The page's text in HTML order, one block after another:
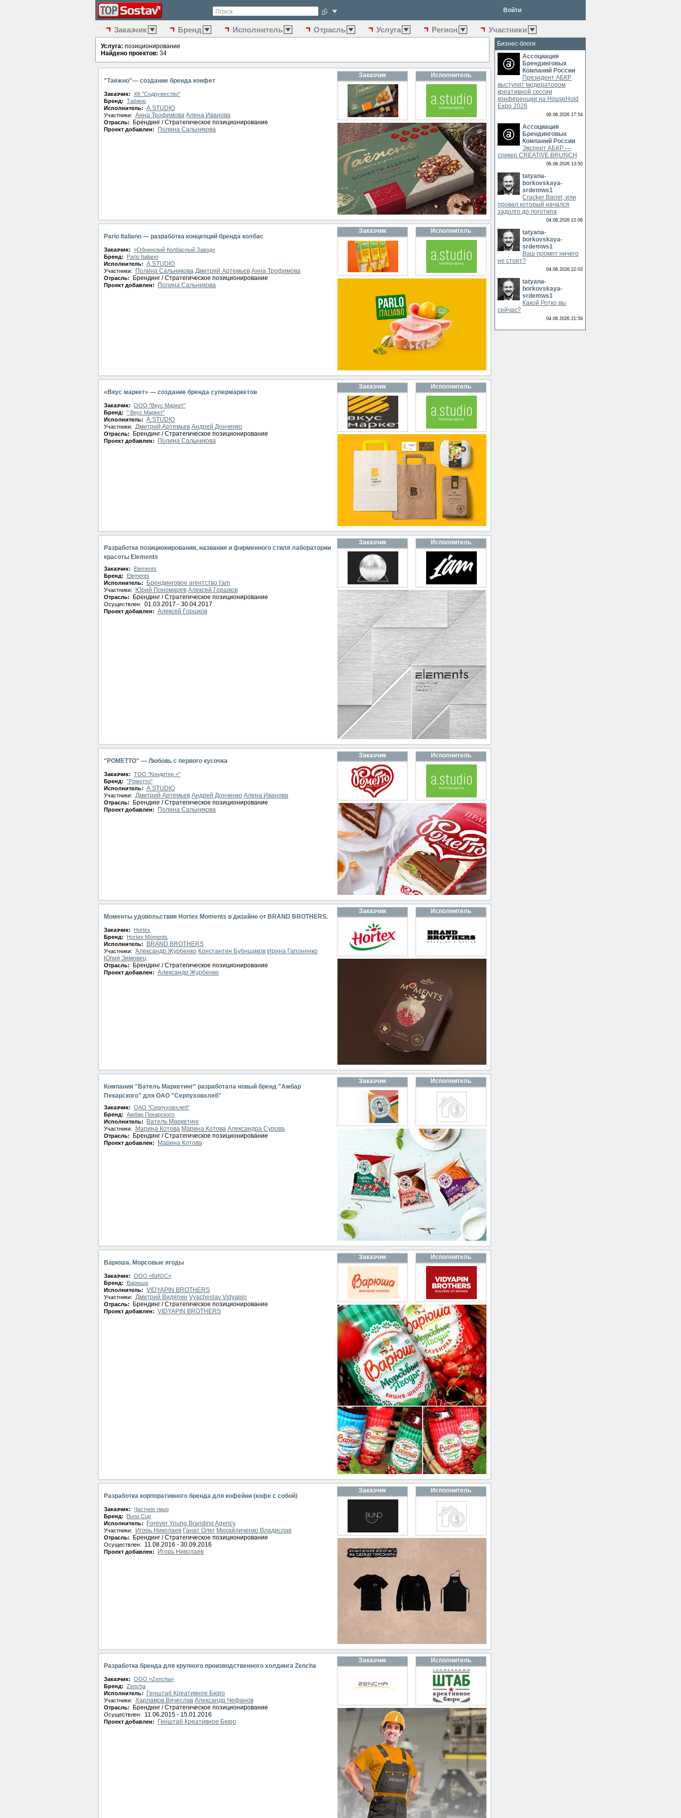
Поиск Войти
Заказчик Бренд Исполнитель Отрасль Услуга Регион Участники
Услуга: позиционирование
Найдено проектов: 34
"Таёжно"— создание бренда конфет
Заказчик: ХК "Содружество"
Бренд: Таёжно
Исполнитель: A.STUDIO
Участники: Анна Трофимова Алена Иванова
Отрасль: Брендинг / Стратегическое позиционирование
Проект добавлен: Полина Сальникова
Заказчик Исполнитель
Parlo Italiano — разработка концепций бренда колбас
Заказчик: «Обнинский Колбасный Завод»
Бренд:
Parlo Italiano
Исполнитель: A.STUDIO
Участники: Полина Сальникова Дмитрий Артемьев Анна Трофимова
Отрасль: Брендинг / Стратегическое позиционирование
Проект добавлен: Полина Сальникова
Заказчик Исполнитель
«Вкус маркет» — создание бренда супермаркетов
Заказчик: ООО "Вкус Маркет"
Бренд: " Вкус Маркет"
Исполнитель: A.STUDIO
Участники: Дмитрий Артемьев Андрей Донченко
Отрасль: Брендинг / Стратегическое позиционирование
Проект добавлен: Полина Сальникова
Заказчик Исполнитель
Разработка позиционирования, названия и фирменного стиля лаборатории
красоты Elements
Заказчик:
Elements
Бренд:
Elements
Исполнитель:
Брендинговое агентство I'am
Участники: Юрий Пономарев Алексей Горшков
Отрасль: Брендинг / Стратегическое позиционирование
Осуществлен: 01.03.2017 - 30.04.2017
Проект добавлен: Алексей Горшков
Заказчик Исполнитель
"РОМЕТТО" — Любовь с первого кусочка
Заказчик: ТОО "Кондитер +"
Бренд: "Рометто"
Исполнитель: A.STUDIO
Участники: Дмитрий Артемьев Андрей Донченко Алена Иванова
Отрасль: Брендинг / Стратегическое позиционирование
Проект добавлен: Полина Сальникова
Заказчик Исполнитель
Моменты удовольствия Hortex Moments в дизайне от BRAND BROTHERS.
Заказчик:
Hortex
Бренд:
Hortex Moments
Исполнитель:
BRAND BROTHERS
Участники: Александр Журбенко Константин Бубнщиков Ирина Гапоненко
Юлия Зимовец
Отрасль: Брендинг / Стратегическое позиционирование
Проект добавлен: Александр Журбенко
Заказчик Исполнитель
Компания "Ватель Маркетинг" разработала новый бренд "Амбар
Пекарского" для ОАО "Серпуховхлеб"
Заказчик: ОАО "Серпуховхлеб"
Бренд: Амбар Пекарского
Исполнитель:
Ватель Маркетинг
Участники: Марина Котова Марина Котова Александра Сурова
Отрасль: Брендинг / Стратегическое позиционирование
Проект добавлен: Марина Котова
Заказчик Исполнитель
Варюша. Морсовые ягоды
Заказчик: ООО «БИОС»
Бренд:
Варюша
Исполнитель: VIDYAPIN BROTHERS
Участники: Дмитрий Видяпин Vyacheslav Vidyapin
Отрасль: Брендинг / Стратегическое позиционирование
Проект добавлен: VIDYAPIN BROTHERS
Заказчик Исполнитель
Разработка корпоративного бренда для кофейни (кофе с собой)
Заказчик: Частное лицо
Бренд:
Buno Cup
Исполнитель:
Forever Young Branding Agency
Участники: Игорь Николаев Ганат Олег Михайличенко Владислав
Отрасль: Брендинг / Стратегическое позиционирование
Осуществлен: 11.08.2016 - 30.09.2016
Проект добавлен: Игорь Николаев
Заказчик Исполнитель
Разработка бренда для крупного производственного холдинга Zencha
Заказчик: ООО «Zencha»
Бренд: Zencha
Исполнитель:
Генштаб Креативное Бюро
Участники: Харламов Вячеслав Александр Чефанов
Отрасль: Брендинг / Стратегическое позиционирование
Осуществлен: 11.06.2015 - 15.01.2016
Проект добавлен: Генштаб Креативное Бюро
Заказчик Исполнитель
Бизнес-блоги
Ассоциация
Брендинговых
Компаний России
Президент АБКР
выступит модератором
креативной сессии
конференции на HouseHold
Expo 2026
06.08.2026 17:54
Ассоциация
Брендинговых
Компаний России
Эксперт АБКР —
спикер CREATIVE BRUNCH
06.08.2026 13:50
tatyana-
borkovskaya-
srdemws1
Cracker Barrel, или
провал который начался
задолго до логотипа
04.08.2026 22:06
tatyana-
borkovskaya-
srdemws1
Ваш промпт ничего
не стоит?
04.08.2026 22:03
tatyana-
borkovskaya-
srdemws1
Какой Ротко вы
сейчас?
04.08.2026 21:59